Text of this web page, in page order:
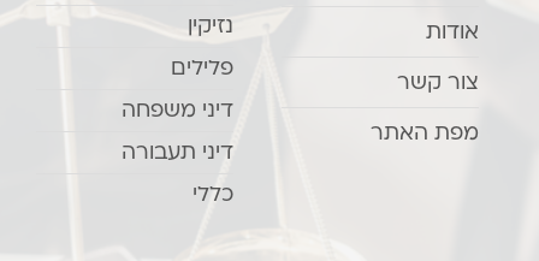
אודות
צור קשר
מפת האתר
נזיקין
פלילים
דיני משפחה
דיני תעבורה
כללי